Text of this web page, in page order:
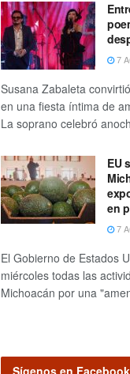
7
Susana Zabaleta
en una fiesta íntima de
La soprano celebró
EU
en
7
El Gobierno de Estados
miércoles todas las
Michoacán por una
Sígenos en Facebook